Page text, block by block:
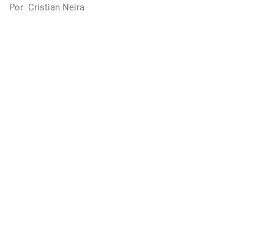
Por Cristian Neira